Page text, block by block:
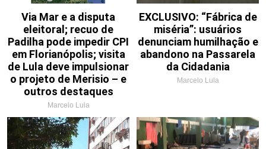
Via Mar e a disputa
eleitoral; recuo de
Padilha pode impedir CPI
em Florianópolis; visita
de Lula deve impulsionar
o projeto de Merisio – e
outros destaques
Marcelo Lula
EXCLUSIVO: “Fábrica de
miséria”: usuários
denunciam humilhação e
abandono na Passarela
da Cidadania
Marcelo Lula